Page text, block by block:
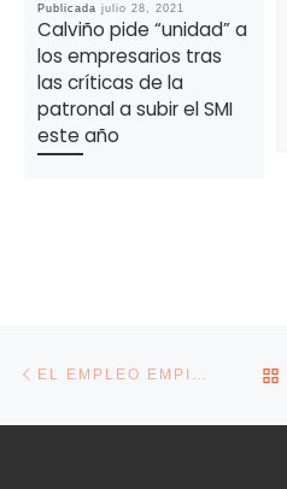
Publicada julio 28, 2021
Calviño pide “unidad” a
los empresarios tras
las críticas de la
patronal a subir el SMI
este año